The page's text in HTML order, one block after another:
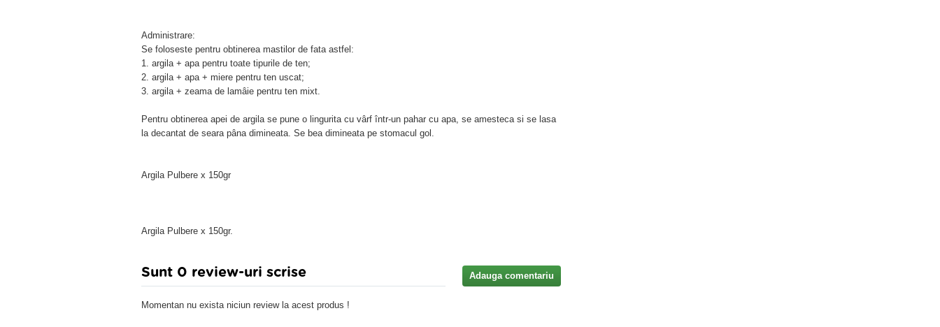
Administrare:
Se foloseste pentru obtinerea mastilor de fata astfel:
1. argila + apa pentru toate tipurile de ten;
2. argila + apa + miere pentru ten uscat;
3. argila + zeama de lamâie pentru ten mixt.
Pentru obtinerea apei de argila se pune o lingurita cu vârf într-un pahar cu apa, se amesteca si se lasa
la decantat de seara pâna dimineata. Se bea dimineata pe stomacul gol.
Argila Pulbere x 150gr
Argila Pulbere x 150gr.
Sunt 0 review-uri scrise Adauga comentariu
Momentan nu exista niciun review la acest produs !